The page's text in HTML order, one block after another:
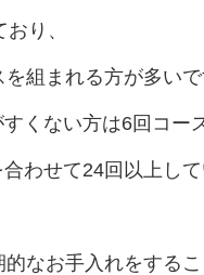
り、
組まれる方が多いで
くない方は6回コー
わせて24回以上して
なお手入れをする